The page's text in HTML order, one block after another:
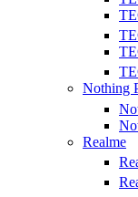
Nothing
Realme